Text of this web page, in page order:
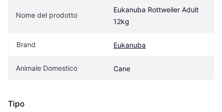
Nome del prodotto
Eukanuba Rottweiler Adult
12kg
Brand Eukanuba
Animale Domestico Cane
Tipo